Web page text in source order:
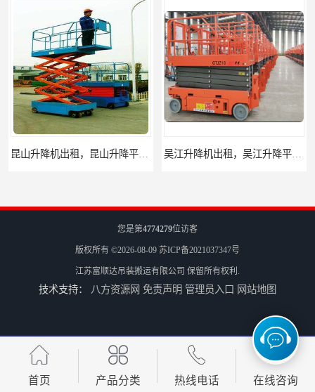
苏州叉车出租，苏州叉车租赁公司
您是第4774279位访客
版权所有 ©2026-08-09 苏ICP备2021037347号
江苏富顺达吊装搬运有限公司 保留所有权利.
技术支持： 八方资源网 免责声明 管理员入口 网站地图
首页 产品分类 热线电话 在线咨询